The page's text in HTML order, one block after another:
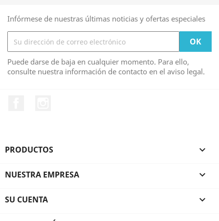
Infórmese de nuestras últimas noticias y ofertas especiales
Puede darse de baja en cualquier momento. Para ello,
consulte nuestra información de contacto en el aviso legal.
PRODUCTOS 
NUESTRA EMPRESA 
SU CUENTA 